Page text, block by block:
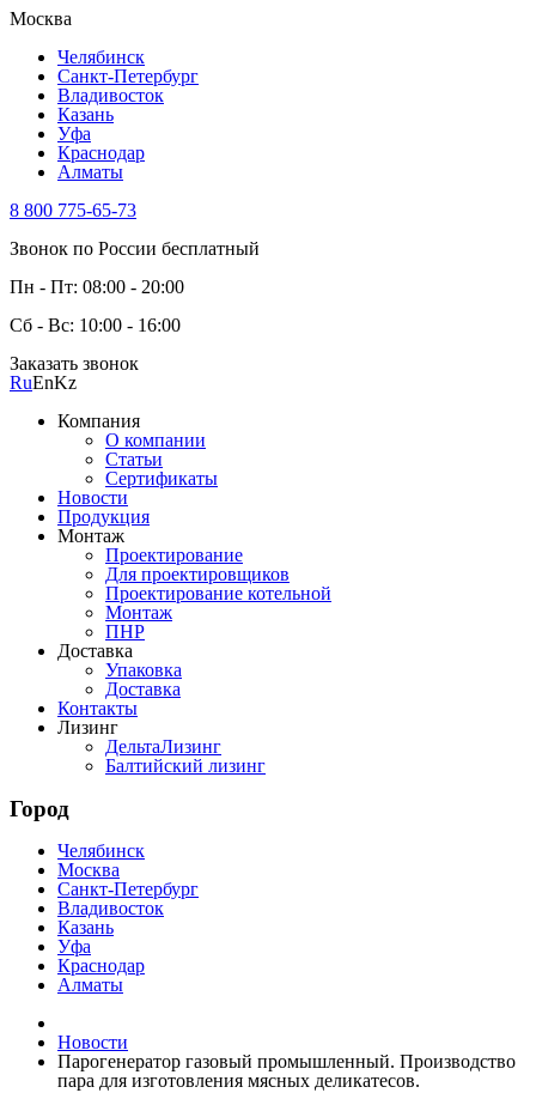
Москва
Челябинск
Санкт-Петербург
Владивосток
Казань
Уфа
Краснодар
Алматы
8 800 775-65-73
Звонок по России бесплатный
Пн - Пт: 08:00 - 20:00
Сб - Вс: 10:00 - 16:00
Заказать звонок
RuEnKz
Компания
О компании
Статьи
Сертификаты
Новости
Продукция
Монтаж
Проектирование
Для проектировщиков
Проектирование котельной
Монтаж
ПНР
Доставка
Упаковка
Доставка
Контакты
Лизинг
ДельтаЛизинг
Балтийский лизинг
Город
Челябинск
Москва
Санкт-Петербург
Владивосток
Казань
Уфа
Краснодар
Алматы
Новости
Парогенератор газовый промышленный. Производство
пара для изготовления мясных деликатесов.